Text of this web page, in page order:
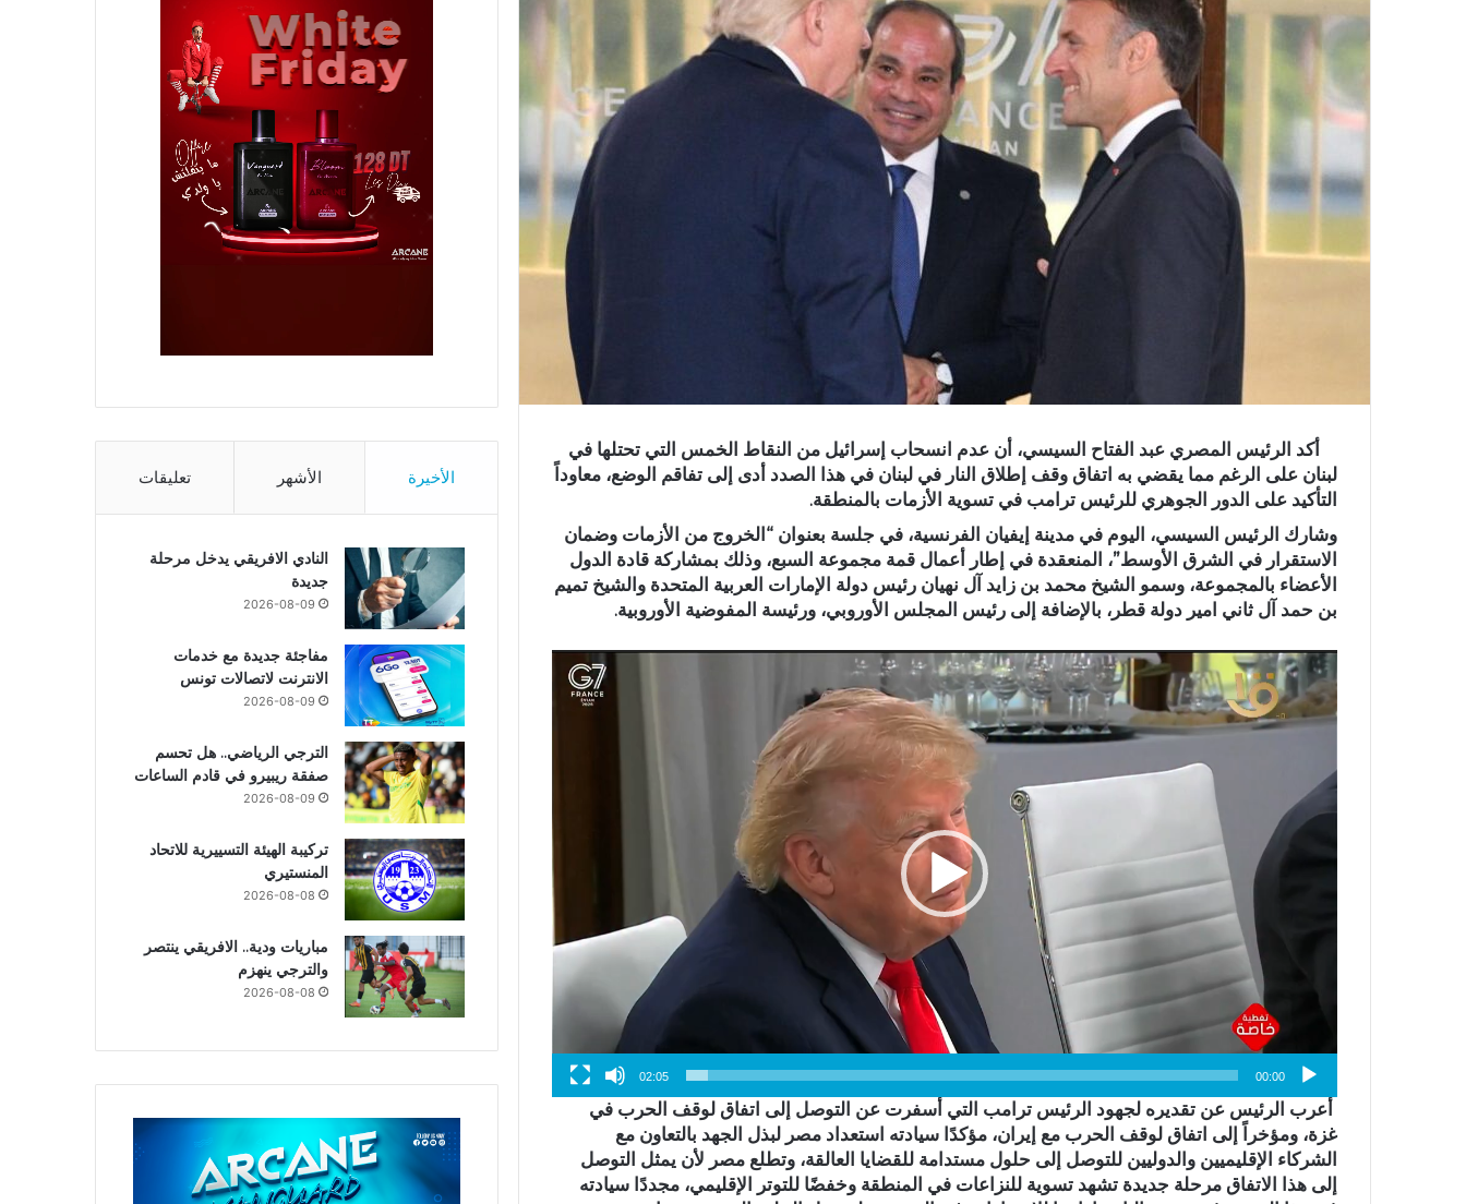
أكد الرئيس المصري عبد الفتاح السيسي، أن عدم انسحاب إسرائيل من النقاط الخمس التي تحتلها في
لبنان على الرغم مما يقضي به اتفاق وقف إطلاق النار في لبنان في هذا الصدد أدى إلى تفاقم الوضع، معاوداً
التأكيد على الدور الجوهري للرئيس ترامب في تسوية الأزمات بالمنطقة.
وشارك الرئيس السيسي، اليوم في مدينة إيفيان الفرنسية، في جلسة بعنوان “الخروج من الأزمات وضمان
الاستقرار في الشرق الأوسط”، المنعقدة في إطار أعمال قمة مجموعة السبع، وذلك بمشاركة قادة الدول
الأعضاء بالمجموعة، وسمو الشيخ محمد بن زايد آل نهيان رئيس دولة الإمارات العربية المتحدة والشيخ تميم
بن حمد آل ثاني امير دولة قطر، بالإضافة إلى رئيس المجلس الأوروبي، ورئيسة المفوضية الأوروبية.
مشغل
الفيديو
00:00
02:05
أعرب الرئيس عن تقديره لجهود الرئيس ترامب التي أسفرت عن التوصل إلى اتفاق لوقف الحرب في
غزة، ومؤخراً إلى اتفاق لوقف الحرب مع إيران، مؤكدًا سيادته استعداد مصر لبذل الجهد بالتعاون مع
الشركاء الإقليميين والدوليين للتوصل إلى حلول مستدامة للقضايا العالقة، وتطلع مصر لأن يمثل التوصل
إلى هذا الاتفاق مرحلة جديدة تشهد تسوية للنزاعات في المنطقة وخفضًا للتوتر الإقليمي، مجددًا سيادته
الأخيرة الأشهر تعليقات
النادي الافريقي يدخل مرحلة
جديدة
2026-08-09
مفاجئة جديدة مع خدمات
الانترنت لاتصالات تونس
2026-08-09
الترجي الرياضي.. هل تحسم
صفقة ريبيرو في قادم الساعات
2026-08-09
تركيبة الهيئة التسييرية للاتحاد
المنستيري
2026-08-08
مباريات ودية.. الافريقي ينتصر
والترجي ينهزم
2026-08-08